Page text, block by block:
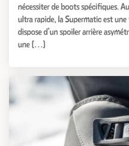
nécessiter de boots spécifiques.
ultra rapide, la Supermatic est
dispose d’un spoiler arrière
une […]